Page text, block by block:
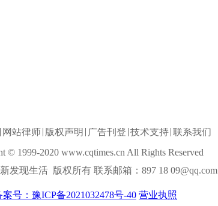
网站律师 版权声明 广告刊登 技术支持 联系我们
© 1999-2020 www.cqtimes.cn All Rights Reserved
发现生活 版权所有 联系邮箱：897 18 09@qq.com
案号：豫ICP备2021032478号-40 营业执照